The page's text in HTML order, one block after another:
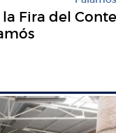
Fira del Conte